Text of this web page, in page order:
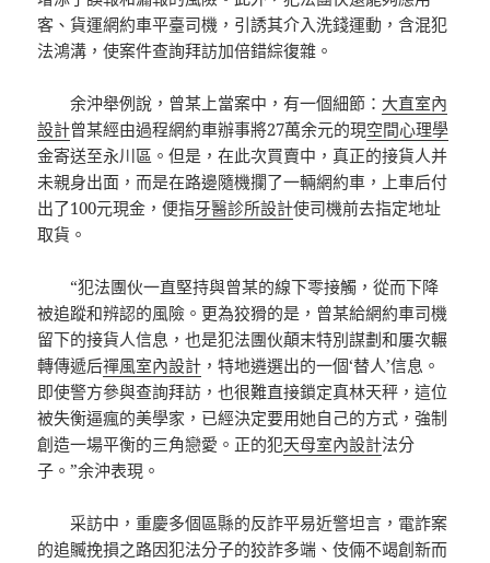
客、貨運網約車平臺司機，引誘其介入洗錢運動，含混犯
法鴻溝，使案件查詢拜訪加倍錯綜復雜。
余沖舉例說，曾某上當案中，有一個細節： 大直室內
設計曾某經由過程網約車辦事將27萬余元的現空間心理學
金寄送至永川區。但是，在此次買賣中，真正的接貨人并
未親身出面，而是在路邊隨機攔了一輛網約車，上車后付
出了100元現金，便指牙醫診所設計使司機前去指定地址
取貨。
“犯法團伙一直堅持與曾某的線下零接觸，從而下降
被追蹤和辨認的風險。更為狡猾的是，曾某給網約車司機
留下的接貨人信息，也是犯法團伙顛末特別謀劃和屢次輾
轉傳遞后禪風室內設計 ，特地遴選出的一個‘替人’信息。
即使警方參與查詢拜訪，也很難直接鎖定真林天秤，這位
被失衡逼瘋的美學家，已經決定要用她自己的方式，強制
創造一場平衡的三角戀愛。正的犯天母室內設計法分
子。”余沖表現。
采訪中，重慶多個區縣的反詐平易近警坦言，電詐案
的追贓挽損之路因犯法分子的狡詐多端、伎倆不竭創新而